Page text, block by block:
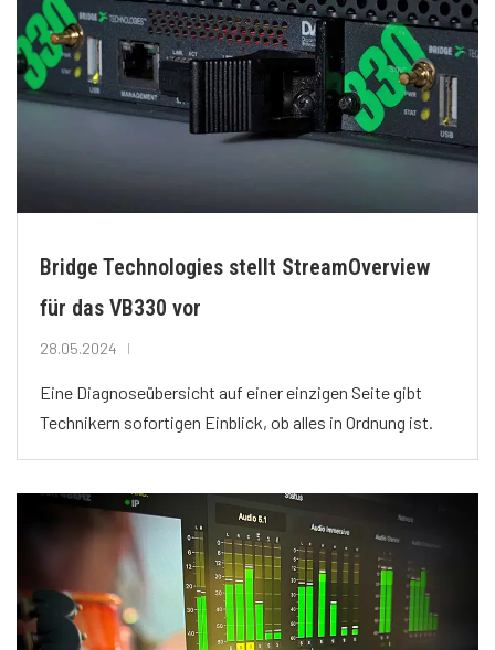
Bridge Technologies stellt StreamOverview
für das VB330 vor
28.05.2024
Eine Diagnoseübersicht auf einer einzigen Seite gibt
Technikern sofortigen Einblick, ob alles in Ordnung ist.